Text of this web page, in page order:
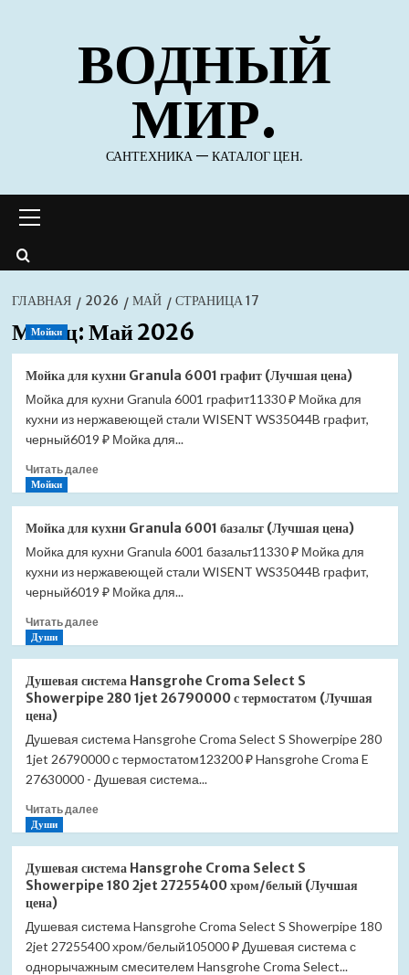
содержимомуВОДНЫЙ
МИР.
САНТЕХНИКА — КАТАЛОГ ЦЕН.
меню
ГЛАВНАЯ 2026 МАЙ СТРАНИЦА 17
Месяц:Май 2026
Мойки
Мойка для кухни Granula 6001 графит (Лучшая цена)
Мойка для кухни Granula 6001 графит11330 ₽ Мойка для
кухни из нержавеющей стали WISENT WS35044B графит,
черный6019 ₽ Мойка для...
Читать далееПрочитать
для
кухни
Granula
6001
(Лучшая
Мойки
Мойка для кухни Granula 6001 базальт (Лучшая цена)
Мойка для кухни Granula 6001 базальт11330 ₽ Мойка для
кухни из нержавеющей стали WISENT WS35044B графит,
черный6019 ₽ Мойка для...
Читать далееПрочитать
для
кухни
6001
базальт
(Лучшая
Души
Душевая система Hansgrohe Croma Select S
Showerpipe 280 1jet 26790000 с термостатом (Лучшая
цена)
Душевая система Hansgrohe Croma Select S Showerpipe 280
1jet 26790000 с термостатом123200 ₽ Hansgrohe Croma E
27630000 - Душевая система...
Читать далееПрочитать
система
Hansgrohe
Select
S
Showerpipe
Души
Душевая система Hansgrohe Croma Select S
Showerpipe 180 2jet 27255400 хром/белый (Лучшая
цена)
Душевая система Hansgrohe Croma Select S Showerpipe 180
2jet 27255400 хром/белый105000 ₽ Душевая система с
однорычажным смесителем Hansgrohe Croma Select...